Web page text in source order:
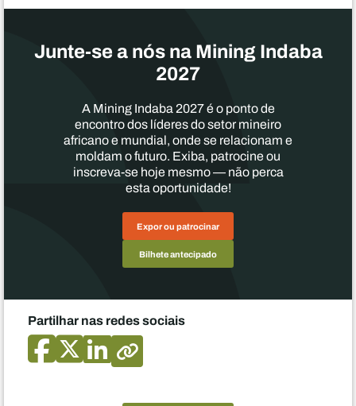
Junte-se a nós na Mining Indaba
2027
A Mining Indaba 2027 é o ponto de
encontro dos líderes do setor mineiro
africano e mundial, onde se relacionam e
moldam o futuro. Exiba, patrocine ou
inscreva-se hoje mesmo — não perca
esta oportunidade!
Expor ou patrocinar
Bilhete antecipado
Partilhar nas redes sociais